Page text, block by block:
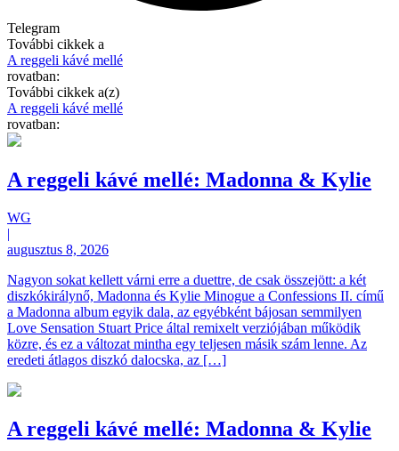
Telegram
További cikkek a
A reggeli kávé mellé
rovatban:
További cikkek a(z)
A reggeli kávé mellé
rovatban:
A reggeli kávé mellé: Madonna & Kylie
WG
|
augusztus 8, 2026
Nagyon sokat kellett várni erre a duettre, de csak összejött: a két
diszkókirálynő, Madonna és Kylie Minogue a Confessions II. című
a Madonna album egyik dala, az egyébként bájosan semmilyen
Love Sensation Stuart Price által remixelt verziójában működik
közre, és ez a változat mintha egy teljesen másik szám lenne. Az
eredeti átlagos diszkó dalocska, az […]
A reggeli kávé mellé: Madonna & Kylie